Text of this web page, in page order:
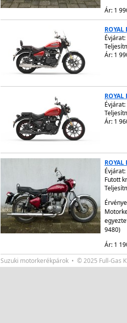
Ár: 1
ROYAL
Évjárat:
Ár: 1
ROYAL
Évjárat:
Ár: 1
ROYAL
Évjárat:
Futott
9480)
Ár: 1
Suzuki motorkerékpárok • © 2025 Full-Gas